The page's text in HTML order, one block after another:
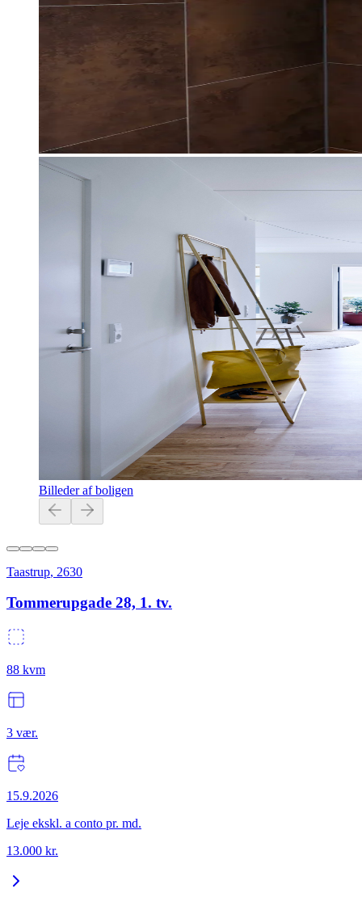
Billeder af boligen
Taastrup, 2630
Tommerupgade 28, 1. tv.
88 kvm
3 vær.
15.9.2026
Leje ekskl. a conto pr. md.
13.000 kr.